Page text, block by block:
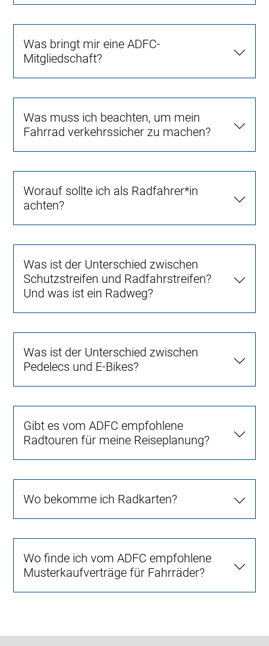
Was bringt mir eine ADFC-
Mitgliedschaft?
Was muss ich beachten, um mein
Fahrrad verkehrssicher zu machen?
Worauf sollte ich als Radfahrer*in
achten?
Was ist der Unterschied zwischen
Schutzstreifen und Radfahrstreifen?
Und was ist ein Radweg?
Was ist der Unterschied zwischen
Pedelecs und E-Bikes?
Gibt es vom ADFC empfohlene
Radtouren für meine Reiseplanung?
Wo bekomme ich Radkarten?
Wo finde ich vom ADFC empfohlene
Musterkaufverträge für Fahrräder?